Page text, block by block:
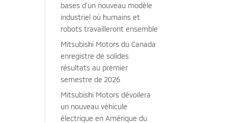
bases d’un nouveau modèle
industriel où humains et
robots travailleront ensemble
Mitsubishi Motors du Canada
enregistre de solides
résultats au premier
semestre de 2026
Mitsubishi Motors dévoilera
un nouveau véhicule
électrique en Amérique du